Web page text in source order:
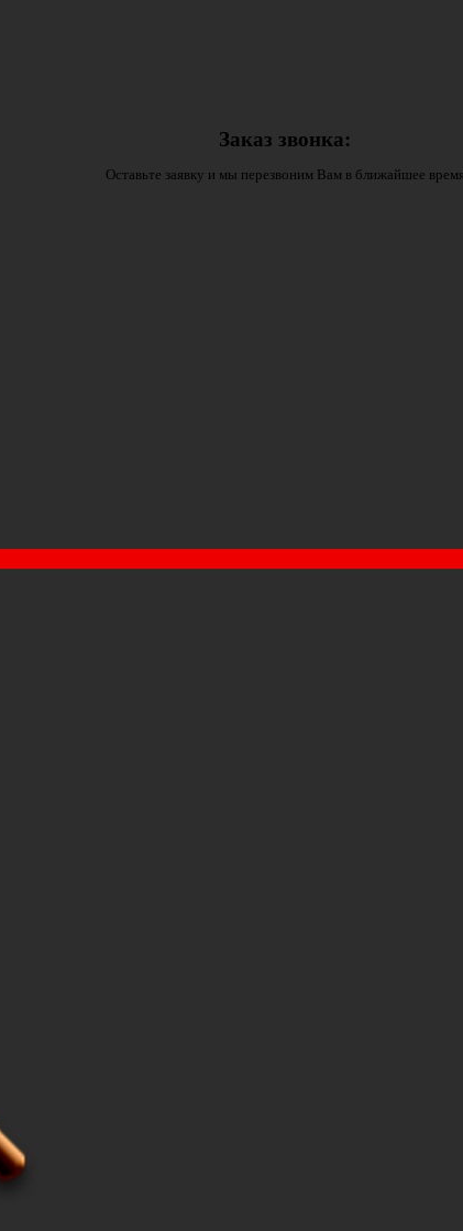
Заказ звонка:
Оставьте заявку и мы перезвоним Вам в ближайшее время